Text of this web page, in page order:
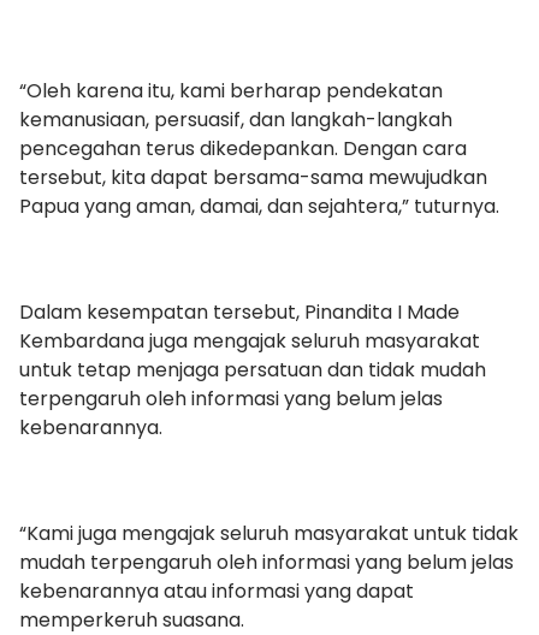
“Oleh karena itu, kami berharap pendekatan
kemanusiaan, persuasif, dan langkah-langkah
pencegahan terus dikedepankan. Dengan cara
tersebut, kita dapat bersama-sama mewujudkan
Papua yang aman, damai, dan sejahtera,” tuturnya.
Dalam kesempatan tersebut, Pinandita I Made
Kembardana juga mengajak seluruh masyarakat
untuk tetap menjaga persatuan dan tidak mudah
terpengaruh oleh informasi yang belum jelas
kebenarannya.
“Kami juga mengajak seluruh masyarakat untuk tidak
mudah terpengaruh oleh informasi yang belum jelas
kebenarannya atau informasi yang dapat
memperkeruh suasana.